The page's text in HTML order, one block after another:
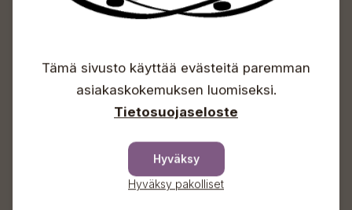
Lauantaisin 09-16
Sunnuntaisin Itsepalvelu
Info & vaihde
Tämä sivusto käyttää evästeitä paremman
asiakaskokemuksen luomiseksi.
Tietosuojaseloste
Hyväksy
Hyväksy pakolliset